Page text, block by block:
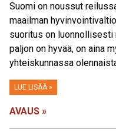
Suomi on noussut
maailman
suoritus on luonnollisesti
paljon on hyvää, on aina
yhteiskunnassa
LUE LISÄÄ »
AVAUS »